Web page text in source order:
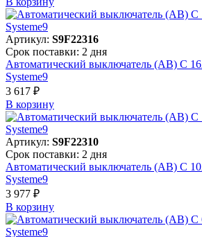
Артикул: S9F22316
Срок поставки: 2 дня
Автоматический выключатель (АВ) C
Systeme9
3 617 ₽
В корзинy
Артикул: S9F22310
Срок поставки: 2 дня
Автоматический выключатель (АВ) C
Systeme9
3 977 ₽
В корзинy